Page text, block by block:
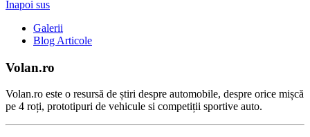
Înapoi sus
Galerii
Blog Articole
Volan.ro
Volan.ro este o resursă de știri despre automobile, despre orice mișcă
pe 4 roți, prototipuri de vehicule si competiții sportive auto.